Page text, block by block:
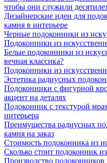
чтобы они служили
Дизайнерские идеи для
камня в интерьере
Черные подоконники из
Подоконники из
Белые подоконники из
вечная классика?
Подоконники из
Эстетика радиусных
Подоконники с фигурной
акцент на деталях
Подоконник с текстурой
интерьера
Преимущества радиусных
камня на заказ
Стоимость подоконника из
Сколько стоит подоконник
Производство подоконников